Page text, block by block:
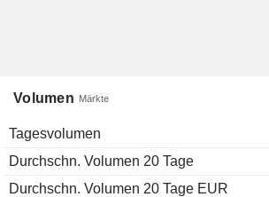
Volumen Märkte
Tagesvolumen
Durchschn. Volumen 20 Tage
Durchschn. Volumen 20 Tage EUR